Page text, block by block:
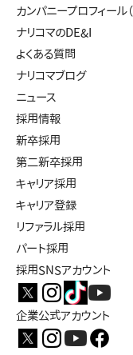
カンパニープロフィール（
ナリコマのDE&I
よくある質問
ナリコマブログ
ニュース
採用情報
新卒採用
第二新卒採用
キャリア採用
キャリア登録
リファラル採用
パート採用
採用SNSアカウント
企業公式アカウント